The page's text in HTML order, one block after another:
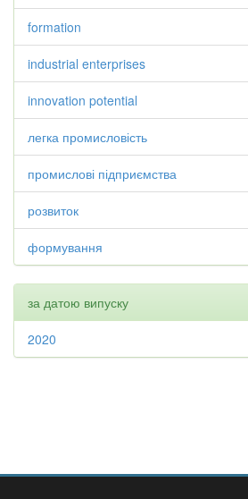
formation
industrial enterprises
innovation potential
легка промисловість
промислові підприємства
розвиток
формування
за датою випуску
2020